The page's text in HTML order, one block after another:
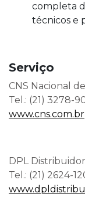
completa
técnicos e
Serviço
CNS Nacional
Tel.: (21) 3278-
www.cns.com.br
DPL
Tel.: (21) 2624-